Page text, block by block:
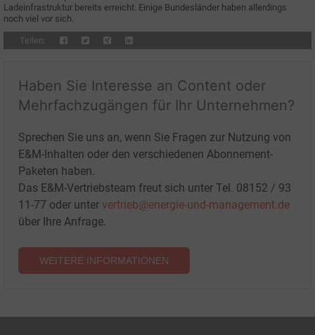
Ladeinfrastruktur bereits erreicht. Einige Bundesländer haben allerdings
noch viel vor sich.
Teilen:
Haben Sie Interesse an Content oder
Mehrfachzugängen für Ihr Unternehmen?
Sprechen Sie uns an, wenn Sie Fragen zur Nutzung von
E&M-Inhalten oder den verschiedenen Abonnement-
Paketen haben.
Das E&M-Vertriebsteam freut sich unter Tel. 08152 / 93
11-77 oder unter vertrieb@energie-und-management.de
über Ihre Anfrage.
WEITERE INFORMATIONEN